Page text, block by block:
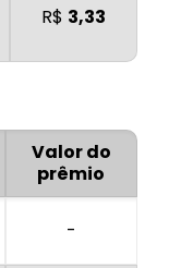
R$ 3,33
Valor do
prêmio
-